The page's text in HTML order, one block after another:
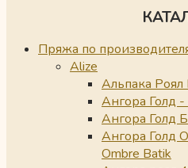
Пряжа по
Alize
Альпака
Ангора Голд -
Ангора Голд
Ангора Голд
Ombre Batik